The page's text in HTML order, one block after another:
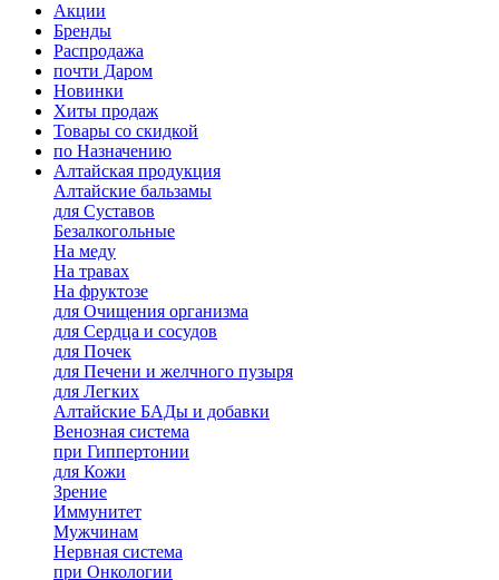
Акции
Бренды
Распродажа
почти Даром
Новинки
Хиты продаж
Товары со скидкой
по Назначению
Алтайская продукция
Алтайские бальзамы
для Суставов
Безалкогольные
На меду
На травах
На фруктозе
для Очищения организма
для Сердца и сосудов
для Почек
для Печени и желчного пузыря
для Легких
Алтайские БАДы и добавки
Венозная система
при Гиппертонии
для Кожи
Зрение
Иммунитет
Мужчинам
Нервная система
при Онкологии